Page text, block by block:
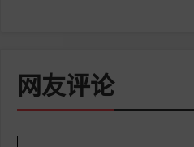
网友评论